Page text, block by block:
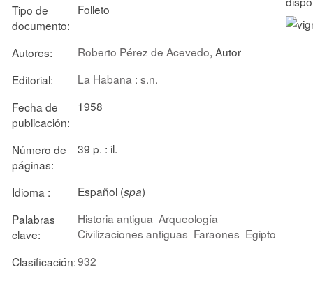
Tipo de
documento:
Folleto
Autores: Roberto Pérez de Acevedo, Autor
Editorial:
La Habana : s.n.
Fecha de
publicación:
1958
Número de
páginas:
39 p. : il.
Idioma : Español (spa)
Palabras
clave:
Historia antigua Arqueología
Civilizaciones antiguas Faraones Egipto
Clasificación:932